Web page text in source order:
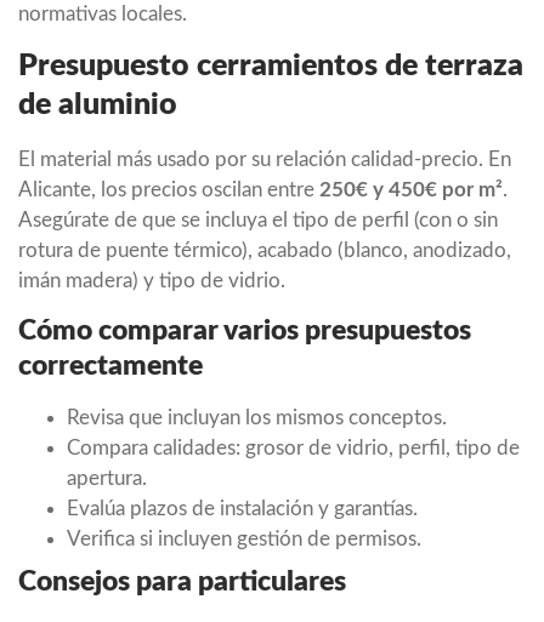
normativas locales.
Presupuesto cerramientos de terraza
de aluminio
El material más usado por su relación calidad-precio. En
Alicante, los precios oscilan entre 250€ y 450€ por m².
Asegúrate de que se incluya el tipo de perfil (con o sin
rotura de puente térmico), acabado (blanco, anodizado,
imán madera) y tipo de vidrio.
Cómo comparar varios presupuestos
correctamente
Revisa que incluyan los mismos conceptos.
Compara calidades: grosor de vidrio, perfil, tipo de
apertura.
Evalúa plazos de instalación y garantías.
Verifica si incluyen gestión de permisos.
Consejos para particulares